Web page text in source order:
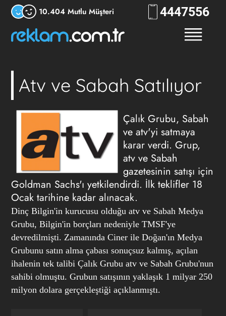
10.404 Mutlu Müşteri 444RKLM
Atv ve Sabah Satılıyor
Çalık Grubu, Sabah
ve atv'yi satmaya
karar verdi. Grup,
atv ve Sabah
gazetesinin satışı için
Goldman Sachs'ı yetkilendirdi. İlk teklifler 18
Ocak tarihine kadar alınacak.
Dinç Bilgin'in kurucusu olduğu atv ve Sabah Medya
Grubu, Bilgin'in borçları nedeniyle TMSF'ye
devredilmişti. Zamanında Ciner ile Doğan'ın Medya
Grubunu satın alma çabası sonuçsuz kalmış, açılan
ihalenin tek talibi Çalık Grubu atv ve Sabah Grubu'nun
sahibi olmuştu. Grubun satışının yaklaşık 1 milyar 250
milyon dolara gerçekleştiği açıklanmıştı.